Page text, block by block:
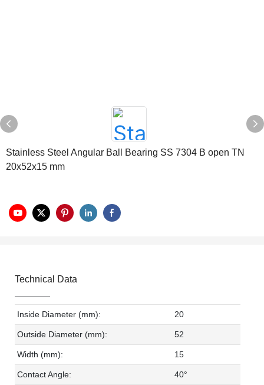
Stainless Steel Angular Ball Bearing SS 7304 B open TN
20x52x15 mm
Technical Data
Inside Diameter (mm): 20
Outside Diameter (mm): 52
Width (mm): 15
Contact Angle: 40°